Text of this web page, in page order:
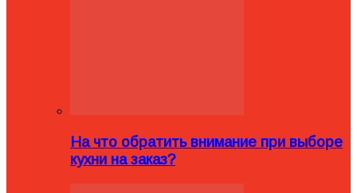
На что обратить внимание при выборе
кухни на заказ?